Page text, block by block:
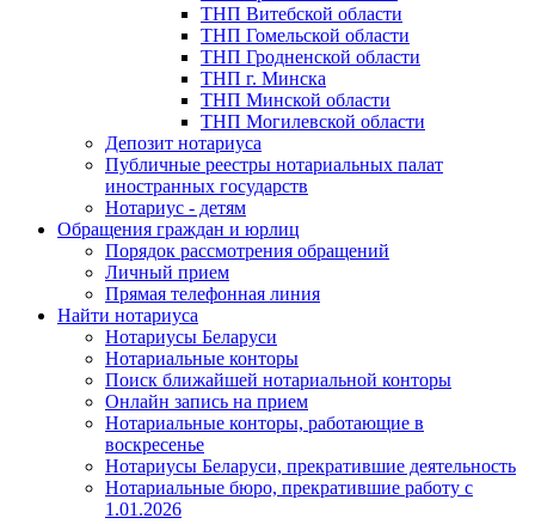
ТНП Витебской области
ТНП Гомельской области
ТНП Гродненской области
ТНП г. Минска
ТНП Минской области
ТНП Могилевской области
Депозит нотариуса
Публичные реестры нотариальных палат
иностранных государств
Нотариус - детям
Обращения граждан и юрлиц
Порядок рассмотрения обращений
Личный прием
Прямая телефонная линия
Найти нотариуса
Нотариусы Беларуси
Нотариальные конторы
Поиск ближайшей нотариальной конторы
Онлайн запись на прием
Нотариальные конторы, работающие в
воскресенье
Нотариусы Беларуси, прекратившие деятельность
Нотариальные бюро, прекратившие работу с
1.01.2026